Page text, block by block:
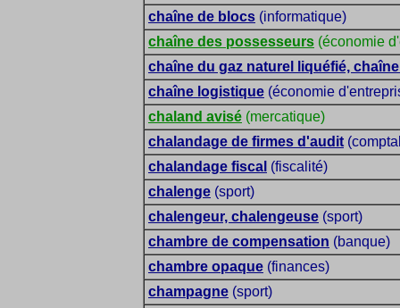
chaîne de blocs (informatique)
chaîne des possesseurs (économie
chaîne du gaz naturel liquéfié,
chaîne logistique (économie
chaland avisé (mercatique)
chalandage de firmes d'audit
chalandage fiscal (fiscalité)
chalenge (sport)
chalengeur, chalengeuse (sport)
chambre de compensation (banque)
chambre opaque (finances)
champagne (sport)